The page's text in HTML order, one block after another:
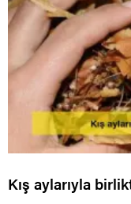
Kış aylarıyla